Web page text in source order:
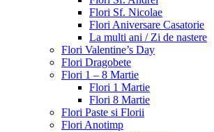
Flori Sf. Nicolae
Flori Aniversare Casatorie
La multi ani / Zi de nastere
Flori Valentine’s Day
Flori Dragobete
Flori 1 – 8 Martie
Flori 1 Martie
Flori 8 Martie
Flori Paste si Florii
Flori Anotimp